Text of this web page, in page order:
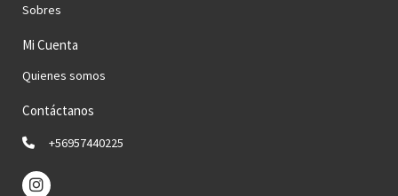
Sobres
Mi Cuenta
Quienes somos
Contáctanos
+56957440225